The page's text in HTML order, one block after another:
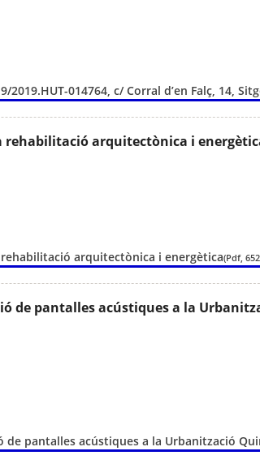
014764, c/ Corral d’en Falç, 14,
rehabilitació arquitectònica i
arquitectònica i energètica(Pdf,
de pantalles acústiques a la
pantalles acústiques a la Urbanització